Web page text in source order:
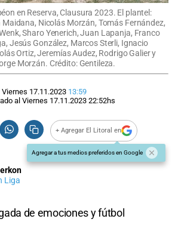
en Reserva, Clausura 2023. El plantel:
Nicolás Morzán, Tomás Fernández,
Sharo Yenerich, Juan Lapanja, Franco
Jesús González, Marcos Sterli, Ignacio
Ortiz, Jeremías Audez, Rodrigo Galier y
Morzán. Crédito: Gentileza.
Viernes 17.11.2023 13:59
al Viernes 17.11.2023 22:52hs
+ Agregar El Litoral en
Agregar a tus medios preferidos en Google
Liga
de emociones y fútbol